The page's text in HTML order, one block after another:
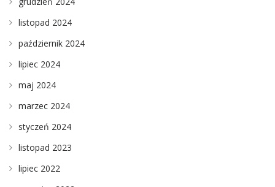
listopad 2024
październik 2024
lipiec 2024
maj 2024
marzec 2024
styczeń 2024
listopad 2023
lipiec 2022